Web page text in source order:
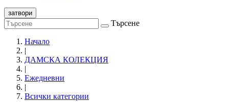
затвори
Търсене
Начало
|
ДАМСКА КОЛЕКЦИЯ
|
Ежедневни
|
Всички категории